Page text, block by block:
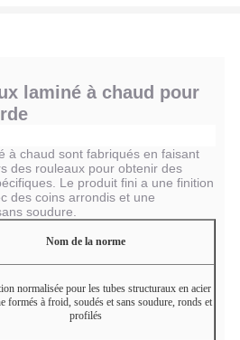
laminé à chaud pour
à chaud sont fabriqués en faisant
des rouleaux pour obtenir des
Le produit fini a une finition
des coins arrondis et une
soudure.
Nom de la norme
normalisée pour les tubes structuraux en acier
formés à froid, soudés et sans soudure, ronds et
profilés